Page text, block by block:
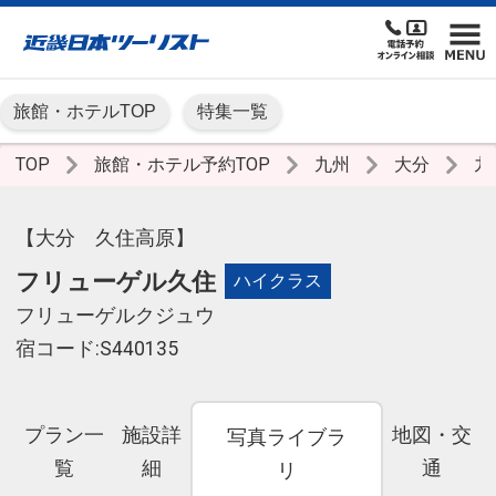
旅館・ホテルTOP 特集一覧
TOP 旅館・ホテル予約TOP 九州 大分
【大分 久住高原】
フリューゲル久住 ハイクラス
フリューゲルクジュウ
宿コード:S440135
プラン一
覧
施設詳
細
写真ライブラ
リ
地図・交
通